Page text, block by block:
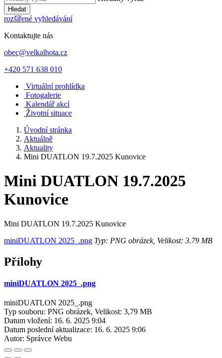
Hledat
rozšířené vyhledávání
Kontaktujte nás
obec@velkalhota.cz
+420 571 638 010
Virtuální prohlídka
Fotogalerie
Kalendář akcí
Životní situace
Úvodní stránka
Aktuálně
Aktuality
Mini DUATLON 19.7.2025 Kunovice
Mini DUATLON 19.7.2025
Kunovice
Mini DUATLON 19.7.2025 Kunovice
miniDUATLON 2025_.png Typ: PNG obrázek, Velikost: 3.79 MB
Přílohy
miniDUATLON 2025_.png
miniDUATLON 2025_.png
Typ souboru: PNG obrázek, Velikost: 3,79 MB
Datum vložení: 16. 6. 2025 9:04
Datum poslední aktualizace: 16. 6. 2025 9:06
Autor: Správce Webu